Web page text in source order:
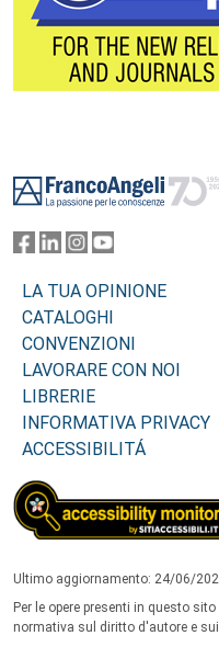
LA TUA OPINIONE
CATALOGHI
CONVENZIONI
LAVORARE CON NOI
LIBRERIE
INFORMATIVA PRIVACY
ACCESSIBILITÁ
Ultimo aggiornamento: 24/06/
Per le opere presenti in questo
normativa sul diritto d'autore e